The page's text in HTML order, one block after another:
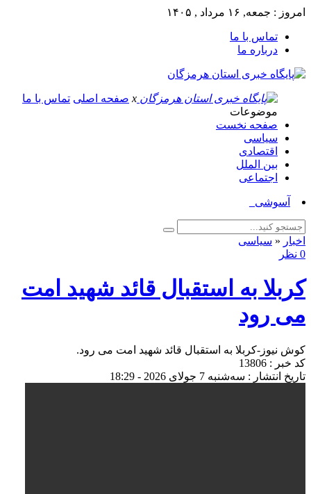
امروز : جمعه, ۱۶ مرداد , ۱۴۰۵
تماس با ما
درباره ما
x صفحه اصلی تماس با ما
موضوعات
صفحه نخست
سیاسی
اقتصادی
بین الملل
اجتماعی
آسوشیتدپرس:_
اخبار « سیاسی
0 نظر
کربلا به استقبال قائد شهید امت
می رود
کوش نیوز-کربلا به استقبال قائد شهید امت می رود.
کد خبر : 13806
تاریخ انتشار : سه‌شنبه 7 جولای 2026 - 18:29